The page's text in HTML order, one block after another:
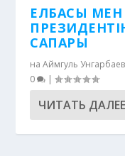
ЕЛБАСЫ МЕН
САПАРЫ
наАймгуль
0
|
ЧИТАТЬ ДАЛЕЕ